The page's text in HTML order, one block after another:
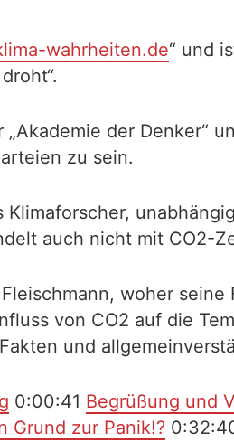
wahrheiten.de“ und
der Denker“
zu sein.
auch nicht mit CO2-
woher
von CO2 auf die
und
0:00:41 Begrüßung und
Grund zur Panik!?